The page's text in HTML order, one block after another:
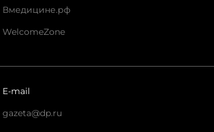
Вмедицине.рф
WelcomeZone
E-mail
gazeta@dp.ru